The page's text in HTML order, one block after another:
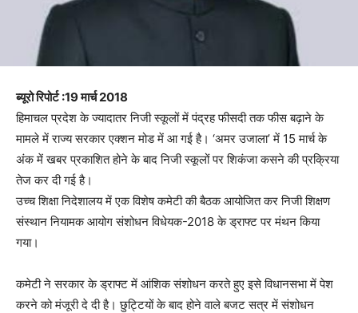
ब्यूरो रिपोर्ट :19 मार्च 2018
हिमाचल प्रदेश के ज्यादातर निजी स्कूलों में पंद्रह फीसदी तक फीस बढ़ाने के
मामले में राज्य सरकार एक्शन मोड में आ गई है। ‘अमर उजाला’ में 15 मार्च के
अंक में खबर प्रकाशित होने के बाद निजी स्कूलों पर शिकंजा कसने की प्रक्रिया
तेज कर दी गई है।
उच्च शिक्षा निदेशालय में एक विशेष कमेटी की बैठक आयोजित कर निजी शिक्षण
संस्थान नियामक आयोग संशोधन विधेयक-2018 के ड्राफ्ट पर मंथन किया
गया।
कमेटी ने सरकार के ड्राफ्ट में आंशिक संशोधन करते हुए इसे विधानसभा में पेश
करने को मंजूरी दे दी है। छुट्टियों के बाद होने वाले बजट सत्र में संशोधन